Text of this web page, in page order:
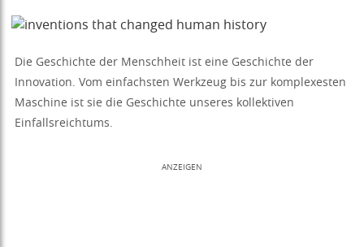
Die Geschichte der Menschheit ist eine Geschichte der
Innovation. Vom einfachsten Werkzeug bis zur komplexesten
Maschine ist sie die Geschichte unseres kollektiven
Einfallsreichtums.
ANZEIGEN